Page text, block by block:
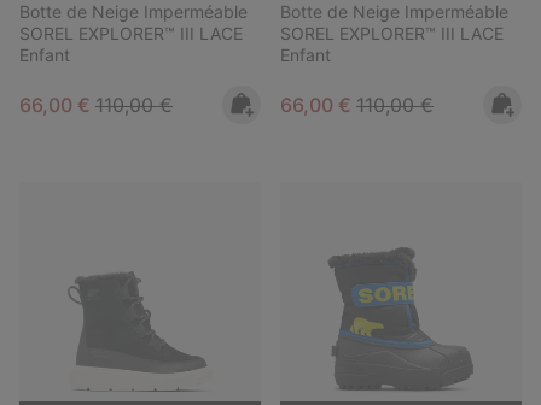
Botte de Neige Imperméable
SOREL EXPLORER™ III LACE
Enfant
Sale price:
66,00 € Regular price:
110,00 €
Botte de Neige Imperméable
SOREL EXPLORER™ III LACE
Enfant
Sale price:
66,00 € Regular price:
110,00 €